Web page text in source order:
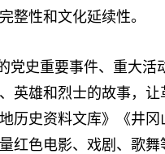
整性和文化延续性。
党史重要事件、重大活
英雄和烈士的故事，
历史资料文库》《井
红色电影、戏剧、歌